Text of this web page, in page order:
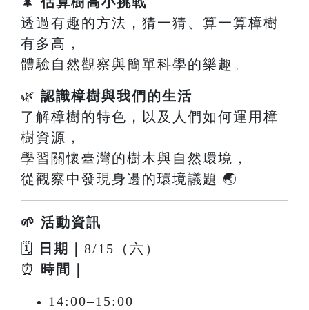
透過有趣的方法，猜一猜、算一算樟樹
有多高，
體驗自然觀察與簡單科學的樂趣。
🌿 認識樟樹與我們的生活
了解樟樹的特色，以及人們如何運用樟
樹資源，
學習關懷臺灣的樹木與自然環境，
從觀察中發現身邊的環境議題 🌏
🌱 活動資訊
🗓
日期｜ 8/15（六）
⏰
時間｜
14:00–15:00